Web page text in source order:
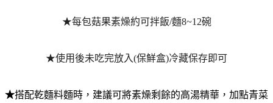
★每包菇果素燥約可拌飯/麵8~12碗
★使用後未吃完放入(保鮮盒)冷藏保存即可
★搭配乾麵料麵時，建議可將素燥剩餘的高湯精華，加點青菜